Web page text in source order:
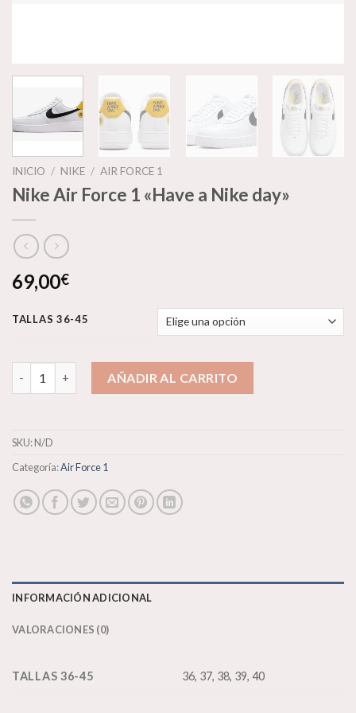
INICIO / NIKE / AIR FORCE 1
Nike Air Force 1 «Have a Nike day»
69,00€
TALLAS 36-45
Nike Air Force 1 "Have a Nike day" cantidad
AÑADIR AL CARRITO
SKU:N/D
Categoría:Air Force 1
INFORMACIÓN ADICIONAL
VALORACIONES (0)
TALLAS 36-45 36, 37, 38, 39, 40